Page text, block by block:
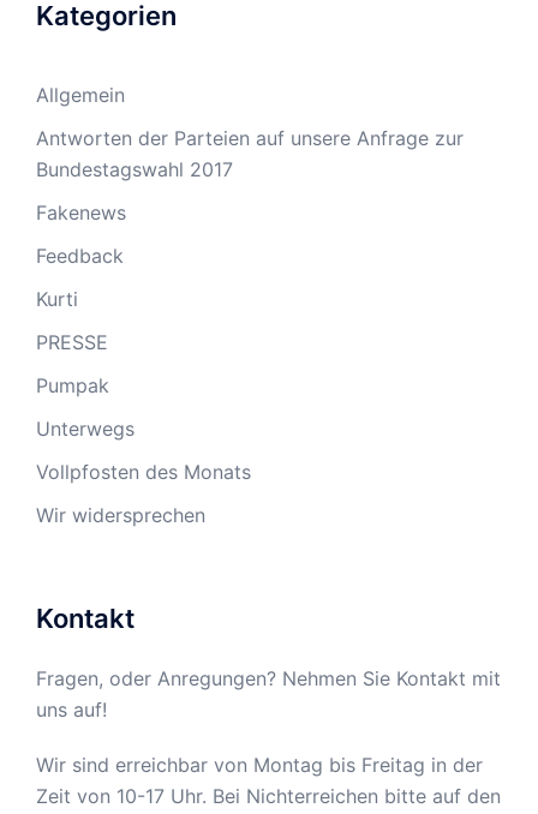
Kategorien
Allgemein
Antworten der Parteien auf unsere Anfrage zur
Bundestagswahl 2017
Fakenews
Feedback
Kurti
PRESSE
Pumpak
Unterwegs
Vollpfosten des Monats
Wir widersprechen
Kontakt
Fragen, oder Anregungen? Nehmen Sie Kontakt mit
uns auf!
Wir sind erreichbar von Montag bis Freitag in der
Zeit von 10-17 Uhr. Bei Nichterreichen bitte auf den